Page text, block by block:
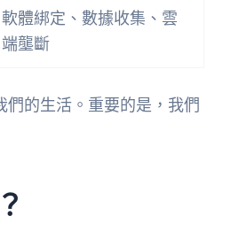
軟體綁定、數據收集、雲
端壟斷
的生活。重要的是，我們